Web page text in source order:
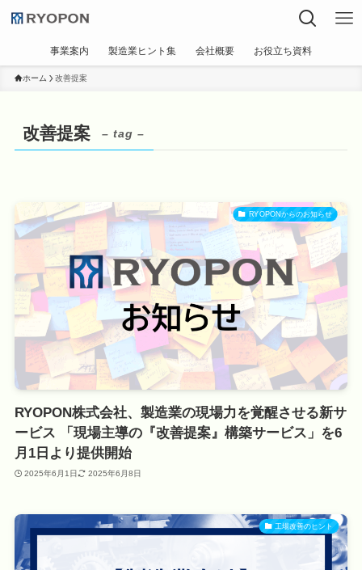
事業案内 製造業ヒント集 会社概要 お役立ち資料
ホーム 改善提案
改善提案 – tag –
RYOPONからのお知らせ
RYOPON株式会社、製造業の現場力を覚醒させる新サ
ービス 「現場主導の『改善提案』構築サービス」を6
月1日より提供開始
2025年6月1日 2025年6月8日
工場改善のヒント